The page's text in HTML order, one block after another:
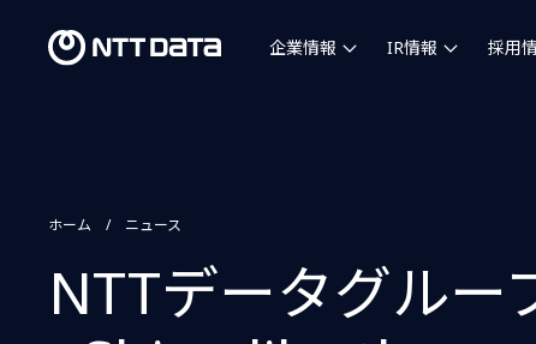
企業情報 IR情報 採用
ホーム ニュース
NTTデータグルー